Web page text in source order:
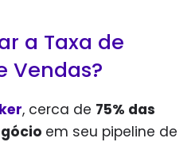
a Taxa de
Vendas?
, cerca de 75% das
em seu pipeline de